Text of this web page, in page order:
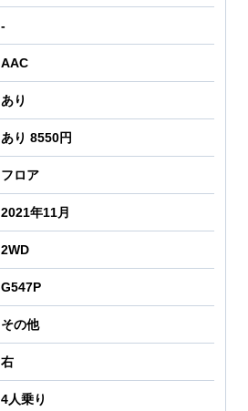
-
AAC
あり
あり 8550円
フロア
2021年11月
2WD
G547P
その他
右
4人乗り